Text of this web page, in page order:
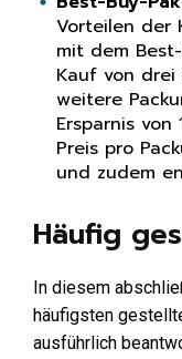
Vorteilen der
mit dem
Kauf von drei
weitere
Ersparnis
Preis pro
und zudem
Häufig
In diesem
häufigsten
ausführlich